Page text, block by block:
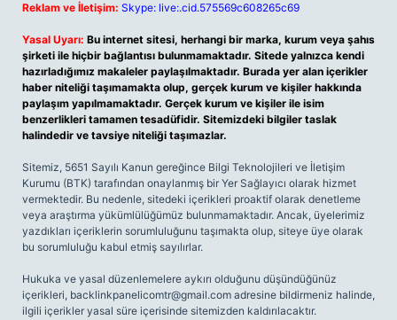
Reklam ve İletişim: Skype: live:.cid.575569c608265c69
Yasal Uyarı: Bu internet sitesi, herhangi bir marka, kurum veya şahıs
şirketi ile hiçbir bağlantısı bulunmamaktadır. Sitede yalnızca kendi
hazırladığımız makaleler paylaşılmaktadır. Burada yer alan içerikler
haber niteliği taşımamakta olup, gerçek kurum ve kişiler hakkında
paylaşım yapılmamaktadır. Gerçek kurum ve kişiler ile isim
benzerlikleri tamamen tesadüfidir. Sitemizdeki bilgiler taslak
halindedir ve tavsiye niteliği taşımazlar.
Sitemiz, 5651 Sayılı Kanun gereğince Bilgi Teknolojileri ve İletişim
Kurumu (BTK) tarafından onaylanmış bir Yer Sağlayıcı olarak hizmet
vermektedir. Bu nedenle, sitedeki içerikleri proaktif olarak denetleme
veya araştırma yükümlülüğümüz bulunmamaktadır. Ancak, üyelerimiz
yazdıkları içeriklerin sorumluluğunu taşımakta olup, siteye üye olarak
bu sorumluluğu kabul etmiş sayılırlar.
Hukuka ve yasal düzenlemelere aykırı olduğunu düşündüğünüz
içerikleri, backlinkpanelicomtr@gmail.com adresine bildirmeniz halinde,
ilgili içerikler yasal süre içerisinde sitemizden kaldırılacaktır.